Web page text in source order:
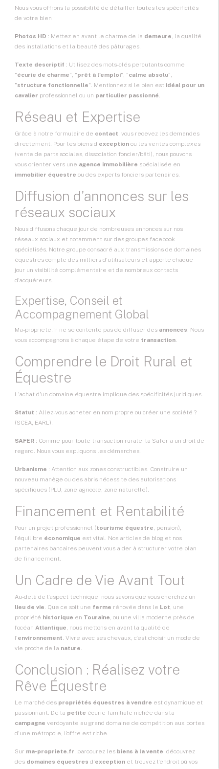
Nous vous offrons la possibilité de détailler toutes les spécificités
de votre bien :
Photos HD : Mettez en avant le charme de la demeure, la qualité
des installations et la beauté des pâturages.
Texte descriptif : Utilisez des mots-clés percutants comme
"écurie de charme", "prêt à l'emploi", "calme absolu",
"structure fonctionnelle". Mentionnez si le bien est idéal pour un
cavalier professionnel ou un particulier passionné.
Réseau et Expertise
Grâce à notre formulaire de contact, vous recevez les demandes
directement. Pour les biens d'exception ou les ventes complexes
(vente de parts sociales, dissociation foncier/bâti), nous pouvons
vous orienter vers une agence immobilière spécialisée en
immobilier équestre ou des experts fonciers partenaires.
Diffusion d'annonces sur les
réseaux sociaux
Nous diffusons chaque jour de nombreuses annonces sur nos
réseaux sociaux et notamment sur des groupes facebook
spécialisés. Notre groupe consacré aux transmissions de domaines
équestres compte des milliers d'utilisateurs et apporte chaque
jour un visibilité complémentaire et de nombreux contacts
d'acquéreurs.
Expertise, Conseil et
Accompagnement Global
Ma-propriete.fr ne se contente pas de diffuser des annonces. Nous
vous accompagnons à chaque étape de votre transaction.
Comprendre le Droit Rural et
Équestre
L'achat d'un domaine équestre implique des spécificités juridiques.
Statut : Allez-vous acheter en nom propre ou créer une société ?
(SCEA, EARL).
SAFER : Comme pour toute transaction rurale, la Safer a un droit de
regard. Nous vous expliquons les démarches.
Urbanisme : Attention aux zones constructibles. Construire un
nouveau manège ou des abris nécessite des autorisations
spécifiques (PLU, zone agricole, zone naturelle).
Financement et Rentabilité
Pour un projet professionnel (tourisme équestre, pension),
l'équilibre économique est vital. Nos articles de blog et nos
partenaires bancaires peuvent vous aider à structurer votre plan
de financement.
Un Cadre de Vie Avant Tout
Au-delà de l'aspect technique, nous savons que vous cherchez un
lieu de vie. Que ce soit une ferme rénovée dans le Lot, une
propriété historique en Touraine, ou une villa moderne près de
l'océan Atlantique, nous mettons en avant la qualité de
l'environnement. Vivre avec ses chevaux, c'est choisir un mode de
vie proche de la nature.
Conclusion : Réalisez votre
Rêve Équestre
Le marché des propriétés équestres à vendre est dynamique et
passionnant. De la petite écurie familiale nichée dans la
campagne verdoyante au grand domaine de compétition aux portes
d'une métropole, l'offre est riche.
Sur ma-propriete.fr, parcourez les biens à la vente, découvrez
des domaines équestres d'exception et trouvez l'endroit où vos